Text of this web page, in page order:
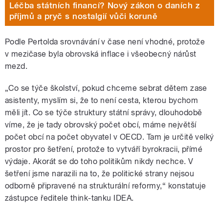
Léčba státních financí? Nový zákon o daních z
příjmů a pryč s nostalgií vůči koruně
Podle Pertolda srovnávání v čase není vhodné, protože
v mezičase byla obrovská inflace i všeobecný nárůst
mezd.
„Co se týče školství, pokud chceme sebrat dětem zase
asistenty, myslím si, že to není cesta, kterou bychom
měli jít. Co se týče struktury státní správy, dlouhodobě
víme, že je tady obrovský počet obcí, máme největší
počet obcí na počet obyvatel v OECD. Tam je určitě velký
prostor pro šetření, protože to vytváří byrokracii, přímé
výdaje. Akorát se do toho politikům nikdy nechce. V
šetření jsme narazili na to, že politické strany nejsou
odborně připravené na strukturální reformy,“ konstatuje
zástupce ředitele think-tanku IDEA.